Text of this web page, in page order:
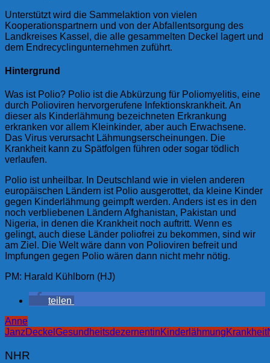
Unterstützt wird die Sammelaktion von vielen
Kooperationspartnern und von der Abfallentsorgung des
Landkreises Kassel, die alle gesammelten Deckel lagert und
dem Endrecyclingunternehmen zuführt.
Hintergrund
Was ist Polio? Polio ist die Abkürzung für Poliomyelitis, eine
durch Polioviren hervorgerufene Infektionskrankheit. An
dieser als Kinderlähmung bezeichneten Erkrankung
erkranken vor allem Kleinkinder, aber auch Erwachsene.
Das Virus verursacht Lähmungserscheinungen. Die
Krankheit kann zu Spätfolgen führen oder sogar tödlich
verlaufen.
Polio ist unheilbar. In Deutschland wie in vielen anderen
europäischen Ländern ist Polio ausgerottet, da kleine Kinder
gegen Kinderlähmung geimpft werden. Anders ist es in den
noch verbliebenen Ländern Afghanistan, Pakistan und
Nigeria, in denen die Krankheit noch auftritt. Wenn es
gelingt, auch diese Länder poliofrei zu bekommen, sind wir
am Ziel. Die Welt wäre dann von Polioviren befreit und
Impfungen gegen Polio wären dann nicht mehr nötig.
PM: Harald Kühlborn (HJ)
teilen
Anne
JanzDeckel GesundheitsdezernentinKinderlähmungKrankheit
NHR